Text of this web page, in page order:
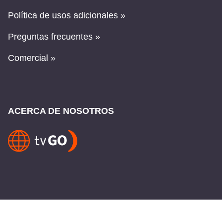
Política de usos adicionales »
Preguntas frecuentes »
Comercial »
ACERCA DE NOSOTROS